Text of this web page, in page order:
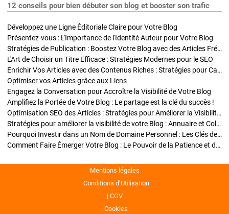
12 conseils pour bien débuter son blog et booster son trafic
Développez une Ligne Éditoriale Claire pour Votre Blog
Présentez-vous : L'Importance de l'Identité Auteur pour Votre Blog
Stratégies de Publication : Boostez Votre Blog avec des Articles Fréquents et Exclusifs
L'Art de Choisir un Titre Efficace : Stratégies Modernes pour le SEO
Enrichir Vos Articles avec des Contenus Riches : Stratégies pour Captiver et Optimiser
Optimiser vos Articles grâce aux Liens
Engagez la Conversation pour Accroître la Visibilité de Votre Blog
Amplifiez la Portée de Votre Blog : Le partage est la clé du succès !
Optimisation SEO des Articles : Stratégies pour Améliorer la Visibilité de Votre Blog
Stratégies pour améliorer la visibilité de votre Blog : Annuaire et Collaborations
Pourquoi Investir dans un Nom de Domaine Personnel : Les Clés de la Réussite de Votre Blog
Comment Faire Émerger Votre Blog : Le Pouvoir de la Patience et de la Persévérance
Mentions légales
Conditions d’Utilisation
CGV
Cookies